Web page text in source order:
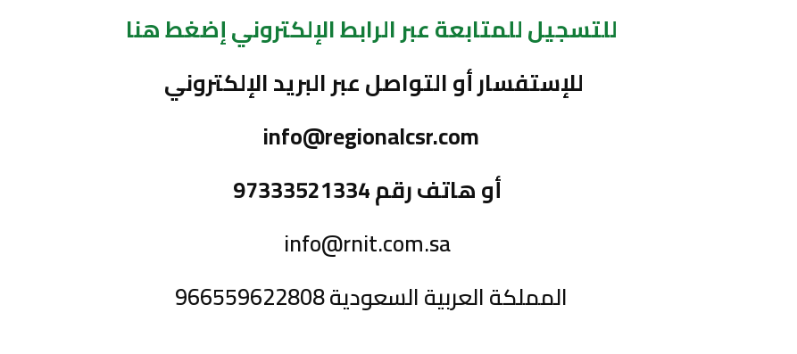
للتسجيل للمتابعة عبر الرابط الإلكتروني إضغط هنا
للإستفسار أو التواصل عبر البريد الإلكتروني
info@regionalcsr.com
أو هاتف رقم 97333521334
info@rnit.com.sa
المملكة العربية السعودية 966559622808